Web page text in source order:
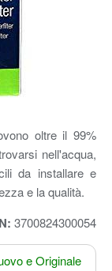
oltre il 99%
nell'acqua,
da installare e
e la qualità.
3700824300054
e Originale